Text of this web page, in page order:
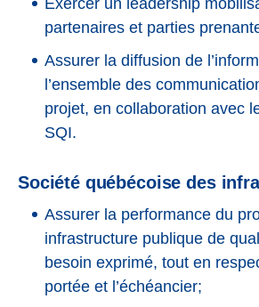
Exercer un leadership
partenaires et parties
Assurer la diffusion de
l’ensemble des
projet, en collaboration avec
SQI.
Société québécoise des
Assurer la performance du
infrastructure publique de
besoin exprimé, tout en
portée et l’échéancier;